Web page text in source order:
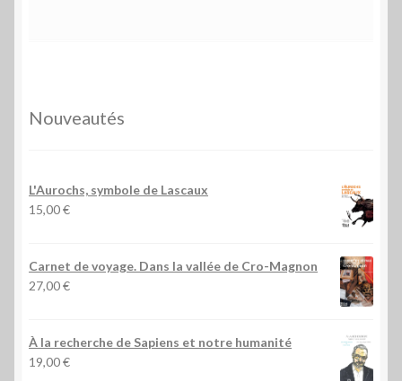
Nouveautés
L'Aurochs, symbole de Lascaux
15,00€
Carnet de voyage. Dans la vallée de Cro-Magnon
27,00€
À la recherche de Sapiens et notre humanité
19,00€